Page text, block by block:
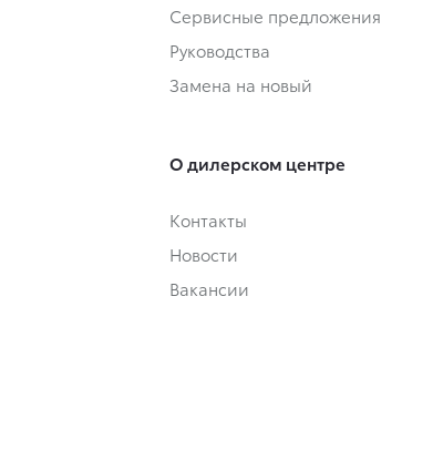
Сервисные предложения
Руководства
Замена на новый
О дилерском центре
Контакты
Новости
Вакансии